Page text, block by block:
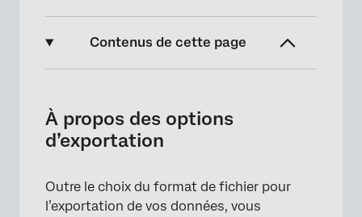
Contenus de cette page
Options d’exportation lors de l’utilisation du
Tableau de données téléchargé
de projets
FAQs
À propos des options
d’exportation
Outre le choix du format de fichier pour
l’exportation de vos données, vous